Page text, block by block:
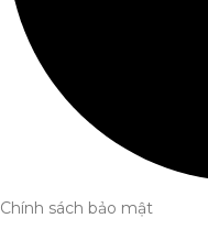
Chính sách bảo mật